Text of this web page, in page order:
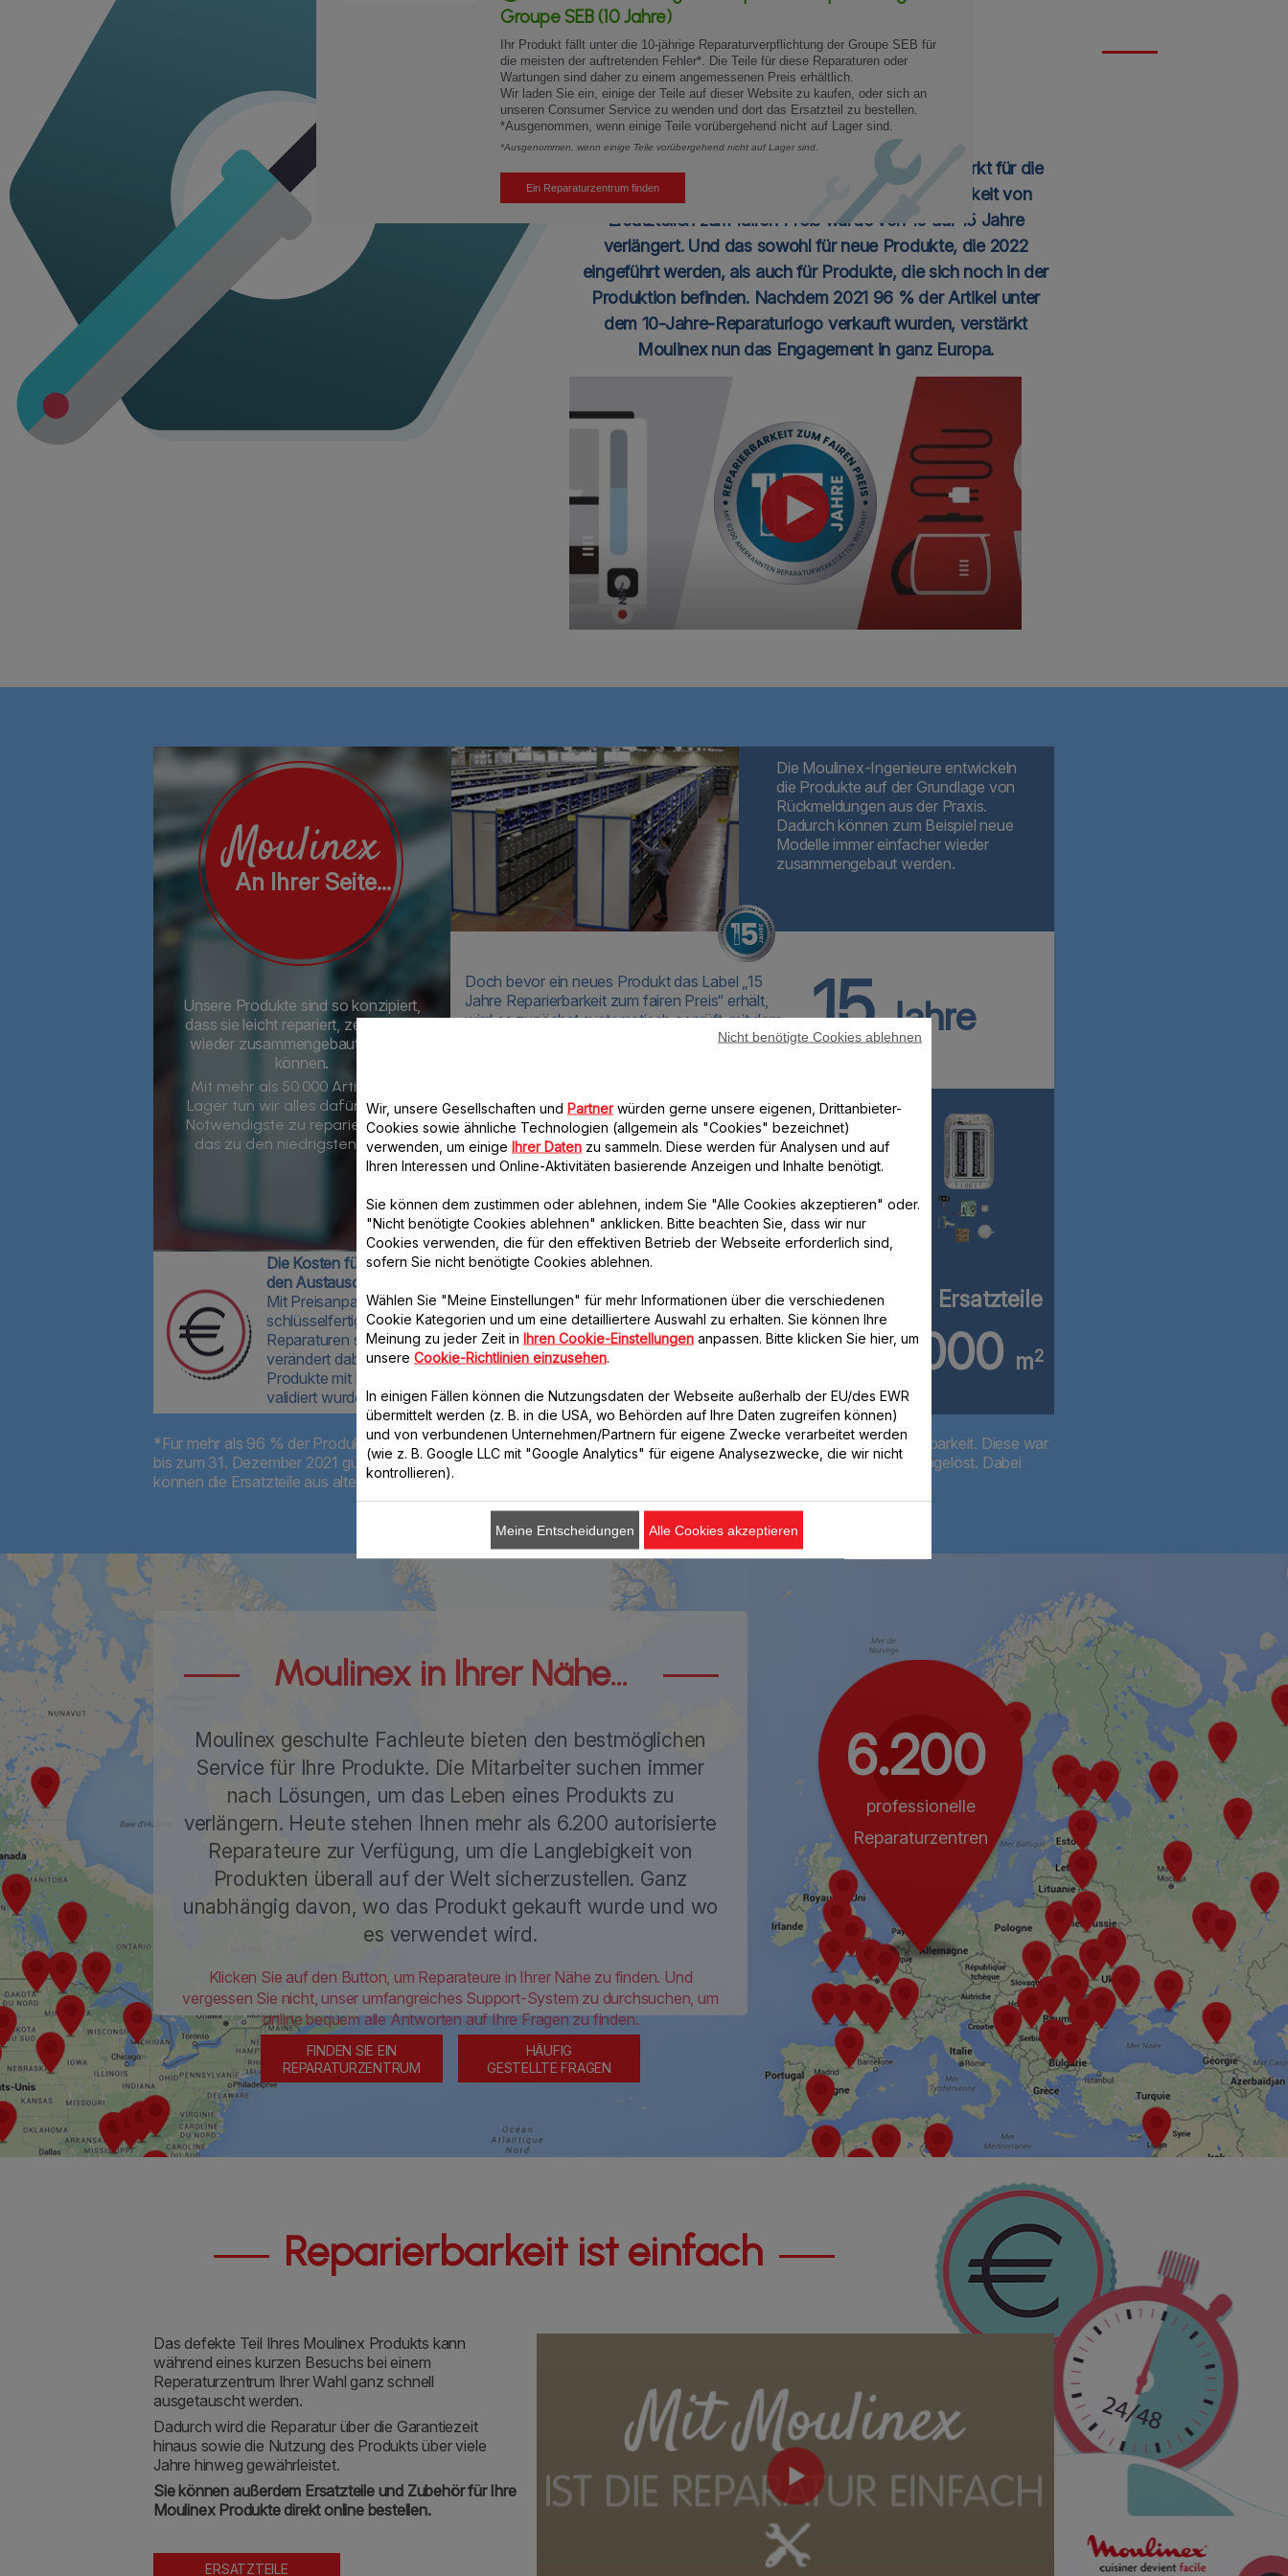
Groupe SEB (10 Jahre)
Ihr Produkt fällt unter die 10-jährige Reparaturverpflichtung der Groupe SEB für
die meisten der auftretenden Fehler*. Die Teile für diese Reparaturen oder
Wartungen sind daher zu einem angemessenen Preis erhältlich.
Wir laden Sie ein, einige der Teile auf dieser Website zu kaufen, oder sich an
unseren Consumer Service zu wenden und dort das Ersatzteil zu bestellen.
*Ausgenommen, wenn einige Teile vorübergehend nicht auf Lager sind.
*Ausgenommen, wenn einige Teile vorübergehend nicht auf Lager sind.
Ein Reparaturzentrum finden
Was ist eine 15-Jahre-
Reparierbarkeit
zum fairen Preis?
Seit dem 1. Januar 2022 setzt sich Moulinex verstärkt für die
Reparierbarkeit von Produkten ein: Die Verfügbarkeit von
Ersatzteilen zum fairen Preis wurde von 10 auf 15 Jahre
verlängert. Und das sowohl für neue Produkte, die 2022
eingeführt werden, als auch für Produkte, die sich noch in der
Produktion befinden. Nachdem 2021 96 % der Artikel unter
dem 10-Jahre-Reparaturlogo verkauft wurden, verstärkt
Moulinex nun das Engagement in ganz Europa.
Moulinex
An Ihrer Seite...
Unsere Produkte sind so konzipiert,
dass sie leicht repariert, zerlegt und
wieder zusammengebaut werden
können.
Mit mehr als 50.000 Artikeln auf
Lager tun wir alles dafür, nur das
Notwendigste zu reparieren.Und
das zu den niedrigsten Kosten.
Die Moulinex-Ingenieure entwickeln
die Produkte auf der Grundlage von
Rückmeldungen aus der Praxis.
Dadurch können zum Beispiel neue
Modelle immer einfacher wieder
zusammengebaut werden.
Doch bevor ein neues Produkt das Label „15
Jahre Reparierbarkeit zum fairen Preis“ erhält,
wird es zunächst systematisch geprüft, mit dem
Ziel, dass technische Ersatzteile für fast alle
15Jahre
Um die sofortige Verfügbarkeit von
Ersatzteilen zu gewährleisten, ist die
halbe Lagerfläche für Produkte
werden.
8,3Millionen Ersatzteile
30000 m2
Die Kosten für eine Reparatur sind oftmals geringer als die Kosten für
den Austausch eines Produkts
Mit Preisanpassungen von Ersatzteilen sowie dem Angebot
schlüsselfertiger Reparaturen setzt sich Moulinex dafür ein,
Reparaturen so wirtschaftlich wie möglich zu gestalten. Die Reparatur
verändert dabei die Qualität des Produkts in keiner Weise, da die
Produkte mit Ersatzteilen repariert werden, die von der Marke selbst
validiert wurden.
*Für mehr als 96 % der Produkte, die 2021 von Groupe Seb in Europa vermarktet wurden, galt die 10-Jahre-Reparierbarkeit. Diese war
bis zum 31. Dezember 2021 gültig und wurde am 1. Januar 2022 von der 15-Jahre-Reparierbarkeit zum fairen Preis abgelöst. Dabei
können die Ersatzteile aus alternativen Technologien stammen.
Moulinex in Ihrer Nähe...
Moulinex geschulte Fachleute bieten den bestmöglichen
Service für Ihre Produkte. Die Mitarbeiter suchen immer
nach Lösungen, um das Leben eines Produkts zu
verlängern. Heute stehen Ihnen mehr als 6.200 autorisierte
Reparateure zur Verfügung, um die Langlebigkeit von
Produkten überall auf der Welt sicherzustellen. Ganz
unabhängig davon, wo das Produkt gekauft wurde und wo
es verwendet wird.
Klicken Sie auf den Button, um Reparateure in Ihrer Nähe zu finden. Und
vergessen Sie nicht, unser umfangreiches Support-System zu durchsuchen, um
online bequem alle Antworten auf Ihre Fragen zu finden.
FINDEN SIE EIN
REPARATURZENTRUM
HÄUFIG
GESTELLTE FRAGEN
6.200
professionelle
Reparaturzentren
Reparierbarkeit ist einfach
Das defekte Teil Ihres Moulinex Produkts kann
während eines kurzen Besuchs bei einem
Reperaturzentrum Ihrer Wahl ganz schnell
ausgetauscht werden.
Dadurch wird die Reparatur über die Garantiezeit
hinaus sowie die Nutzung des Produkts über viele
Jahre hinweg gewährleistet.
Sie können außerdem Ersatzteile und Zubehör für Ihre
Moulinex Produkte direkt online bestellen.
ERSATZTEILE
Wir, unsere Gesellschaften und Partnerwürden gerne unsere eigenen, Drittanbieter-
Cookies sowie ähnliche Technologien (allgemein als "Cookies" bezeichnet)
verwenden, um einige Ihrer Daten zu sammeln. Diese werden für Analysen und auf
Ihren Interessen und Online-Aktivitäten basierende Anzeigen und Inhalte benötigt.
Sie können dem zustimmen oder ablehnen, indem Sie "Alle Cookies akzeptieren" oder.
"Nicht benötigte Cookies ablehnen" anklicken. Bitte beachten Sie, dass wir nur
Cookies verwenden, die für den effektiven Betrieb der Webseite erforderlich sind,
sofern Sie nicht benötigte Cookies ablehnen.
Wählen Sie "Meine Einstellungen" für mehr Informationen über die verschiedenen
Cookie Kategorien und um eine detailliertere Auswahl zu erhalten. Sie können Ihre
Meinung zu jeder Zeit in Ihren Cookie-Einstellungen anpassen. Bitte klicken Sie hier, um
unsere Cookie-Richtlinien einzusehen.
In einigen Fällen können die Nutzungsdaten der Webseite außerhalb der EU/des EWR
übermittelt werden (z. B. in die USA, wo Behörden auf Ihre Daten zugreifen können)
und von verbundenen Unternehmen/Partnern für eigene Zwecke verarbeitet werden
(wie z. B. Google LLC mit "Google Analytics" für eigene Analysezwecke, die wir nicht
kontrollieren).
Nicht benötigte Cookies ablehnen
Meine Entscheidungen Alle Cookies akzeptieren